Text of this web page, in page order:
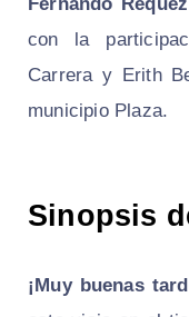
con la
Carrera y Erith
municipio Plaza.
Sinopsis
¡Muy buenas